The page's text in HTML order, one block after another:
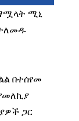
ሚኒ
በተሰየመ
ጋር